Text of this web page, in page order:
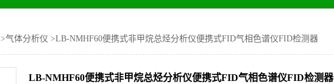
>气体分析仪 >LB-NMHF60便携式非甲烷总烃分析仪便携式FID气相色谱仪FID检测器
LB-NMHF60便携式非甲烷总烃分析仪便携式FID气相色谱仪FID检测器